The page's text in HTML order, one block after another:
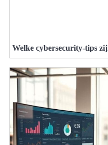
Welke cybersecurity-tips